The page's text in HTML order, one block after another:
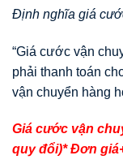
Định nghĩa giá
“Giá cước vận
phải thanh toán
vận chuyển hàng
Giá cước vận
quy đổi)* Đơn